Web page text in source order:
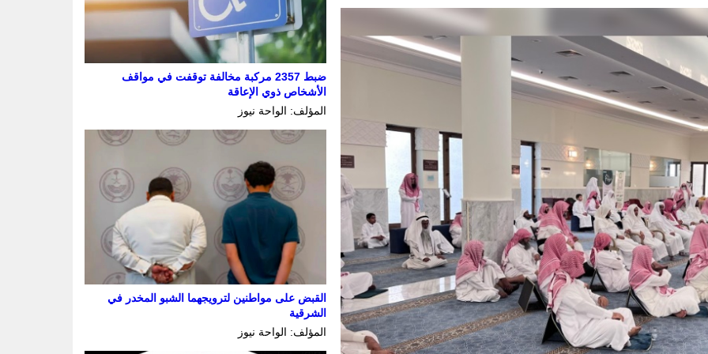
ليست من التابعين
يحوّلون الفكرة إلى “أثر”
لا يجب التخلص منه
المخدر في الشرقية
ضبط 2357 مركبة مخالفة توقفت في مواقف
الأشخاص ذوي الإعاقة
المؤلف: الواحة نيوز
القبض على مواطنين لترويجهما الشبو المخدر في
الشرقية
المؤلف: الواحة نيوز